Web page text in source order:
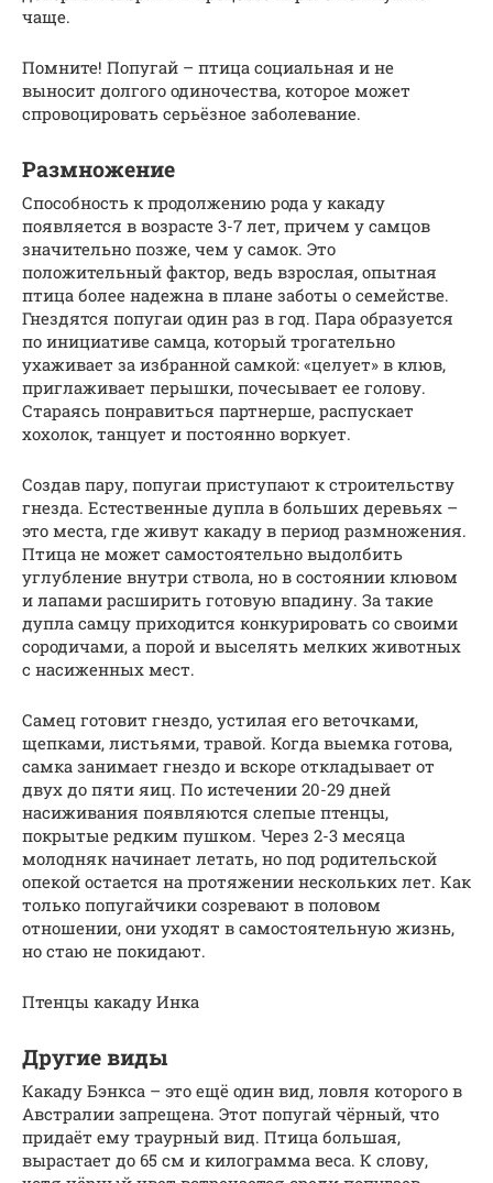
чаще.
Помните! Попугай – птица социальная и не
выносит долгого одиночества, которое может
спровоцировать серьёзное заболевание.
Размножение
Способность к продолжению рода у какаду
появляется в возрасте 3-7 лет, причем у самцов
значительно позже, чем у самок. Это
положительный фактор, ведь взрослая, опытная
птица более надежна в плане заботы о семействе.
Гнездятся попугаи один раз в год. Пара образуется
по инициативе самца, который трогательно
ухаживает за избранной самкой: «целует» в клюв,
приглаживает перышки, почесывает ее голову.
Стараясь понравиться партнерше, распускает
хохолок, танцует и постоянно воркует.
Создав пару, попугаи приступают к строительству
гнезда. Естественные дупла в больших деревьях –
это места, где живут какаду в период размножения.
Птица не может самостоятельно выдолбить
углубление внутри ствола, но в состоянии клювом
и лапами расширить готовую впадину. За такие
дупла самцу приходится конкурировать со своими
сородичами, а порой и выселять мелких животных
с насиженных мест.
Самец готовит гнездо, устилая его веточками,
щепками, листьями, травой. Когда выемка готова,
самка занимает гнездо и вскоре откладывает от
двух до пяти яиц. По истечении 20-29 дней
насиживания появляются слепые птенцы,
покрытые редким пушком. Через 2-3 месяца
молодняк начинает летать, но под родительской
опекой остается на протяжении нескольких лет. Как
только попугайчики созревают в половом
отношении, они уходят в самостоятельную жизнь,
но стаю не покидают.
Птенцы какаду Инка
Другие виды
Какаду Бэнкса – это ещё один вид, ловля которого в
Австралии запрещена. Этот попугай чёрный, что
придаёт ему траурный вид. Птица большая,
вырастает до 65 см и килограмма веса. К слову,